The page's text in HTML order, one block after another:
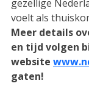
gezellige
voelt als
Meer details
en tijd volgen
website
gaten!